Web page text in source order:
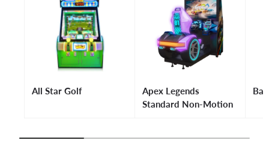
All Star Golf
Apex Legends
Standard Non-Motion